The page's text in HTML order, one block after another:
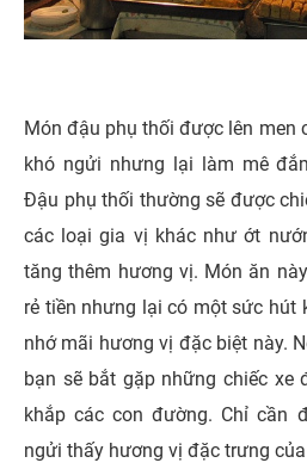
Món đậu phụ thối được lên men
khó ngửi nhưng lại làm mê
Đậu phụ thối thường sẽ được
các loại gia vị khác như ớt
tăng thêm hương vị. Món ăn
rẻ tiền nhưng lại có một sức hút
nhớ mãi hương vị đặc biệt này.
bạn sẽ bắt gặp những chiếc xe
khắp các con đường. Chỉ cần
ngửi thấy hương vị đặc trưng